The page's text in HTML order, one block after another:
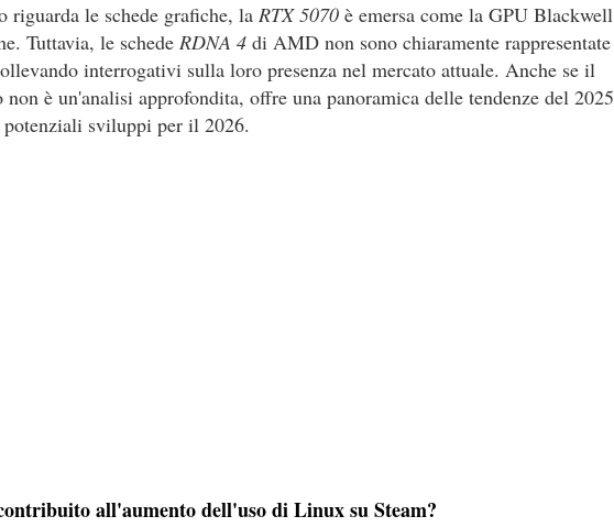
riguarda le schede grafiche, la RTX 5070 è emersa come la GPU Blackwell
Tuttavia, le schede RDNA 4 di AMD non sono chiaramente rappresentate
interrogativi sulla loro presenza nel mercato attuale. Anche se il
non è un'analisi approfondita, offre una panoramica delle tendenze del 2025
sviluppi per il 2026.
all'aumento dell'uso di Linux su Steam?